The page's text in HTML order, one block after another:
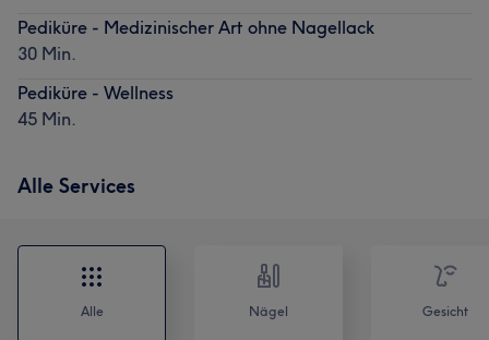
Pediküre - Medizinischer Art ohne Nagellack
30 Min.
Pediküre - Wellness
45 Min.
Alle Services
Alle Nägel Gesicht